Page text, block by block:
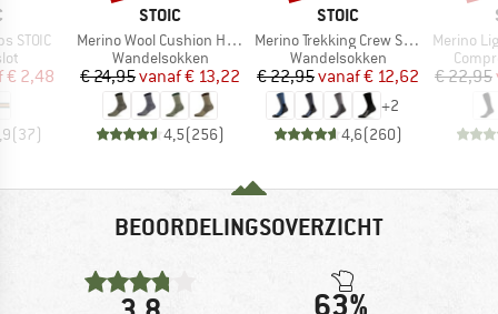
STOIC
prijs
€ 2,48
(37)
MERK
STOIC
Artikel
Merino Wool Cushion Heavy Socks
Productgroep
Wandelsokken
Prijs
€ 24,95 Verlaagde prijs
vanaf€ 13,22
4,5(256)
MERK
STOIC
Artikel
Merino Trekking Crew Socks
Productgroep
Wandelsokken
Prijs
€ 22,95 Verlaagde prijs
vanaf€ 12,62
+2
4,6(260)
Artikel
Merino Light
€ 22,95
BEOORDELINGSOVERZICHT
63%